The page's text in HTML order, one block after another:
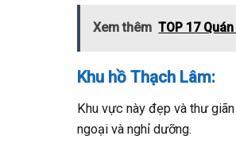
Xem thêm TOP 17
Khu hồ Thạch Lâm:
Khu vực này đẹp và thư
ngoại và nghỉ dưỡng.